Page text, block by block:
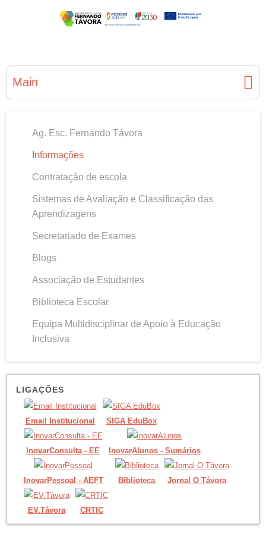
Main
Ag. Esc. Fernando Távora
Informações
Contratação de escola
Sistemas de Avaliação e Classificação das
Aprendizagens
Secretariado de Exames
Blogs
Associação de Estudantes
Biblioteca Escolar
Equipa Multidisciplinar de Apoio à Educação
Inclusiva
LIGAÇÕES
Email Institucional SIGA EduBox
InovarConsulta - EE InovarAlunos - Sumários
InovarPessoal - AEFT Biblioteca Jornal O Távora
EV.Távora CRTIC